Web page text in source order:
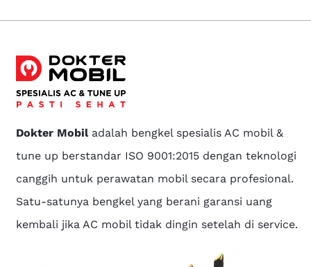
Dokter Mobiladalah bengkel spesialis AC mobil &
tune up berstandar ISO 9001:2015 dengan teknologi
canggih untuk perawatan mobil secara profesional.
Satu-satunya bengkel yang berani garansi uang
kembali jika AC mobil tidak dingin setelah di service.